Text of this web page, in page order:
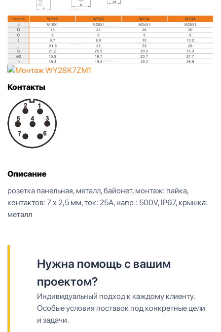
Контакты
Описание
розетка панельная, металл, байонет, монтаж: пайка,
контактов: 7 x 2,5 мм, ток: 25А, напр.: 500V, IP67, крышка:
металл
Нужна помощь с вашим
проектом?
Индивидуальный подход к каждому клиенту.
Особые условия поставок под конкретные цели
и задачи.